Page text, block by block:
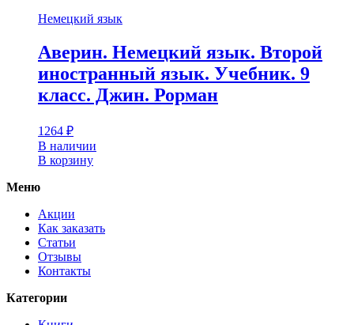
Немецкий язык
Аверин. Немецкий язык. Второй
иностранный язык. Учебник. 9
класс. Джин. Рорман
1264 ₽
В наличии
В корзину
Меню
Акции
Как заказать
Статьи
Отзывы
Контакты
Категории